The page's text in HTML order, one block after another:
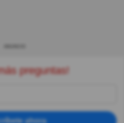
preguntas!
ahora